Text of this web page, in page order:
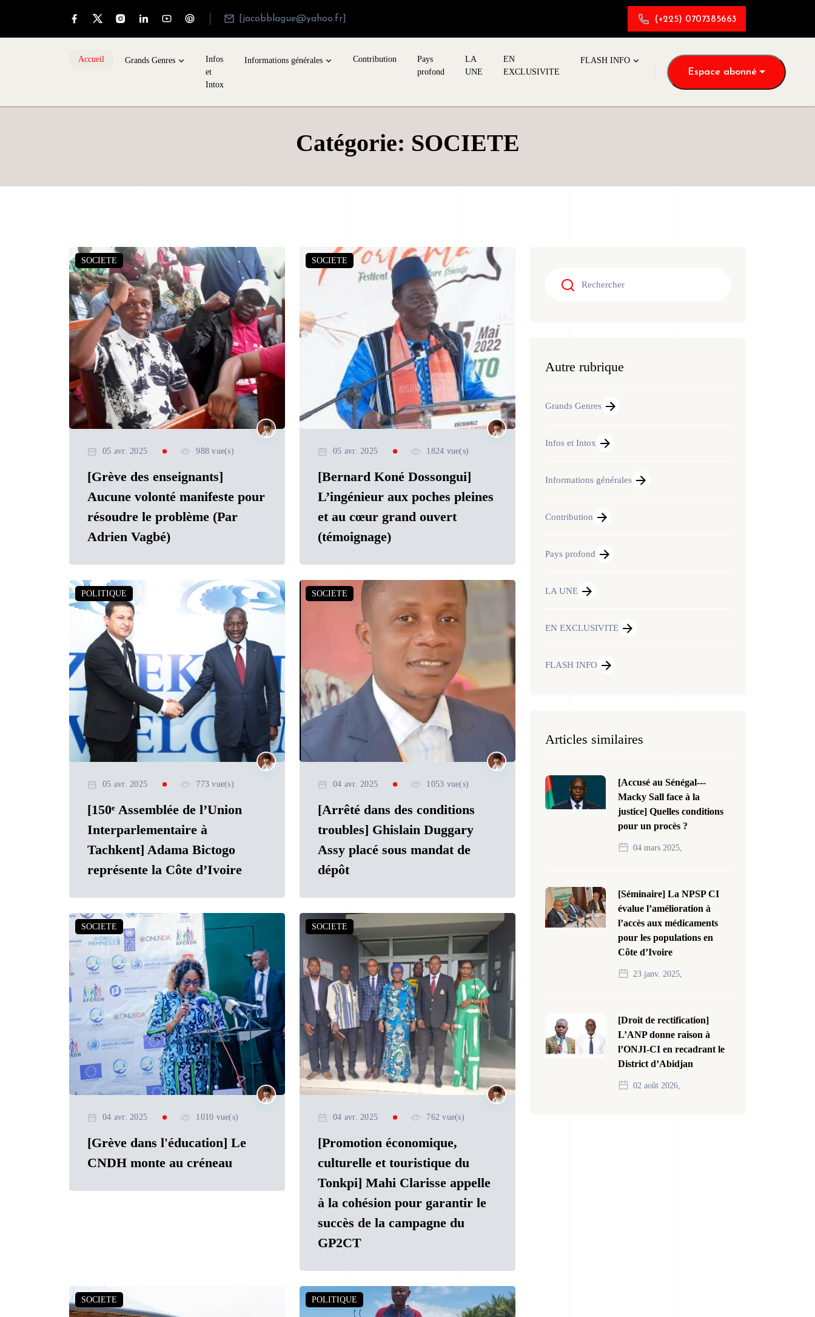
[jacobblague@yahoo.fr] (+225) 0707385663
Accueil Grands Genres
Infos
et
Intox
Informations générales Contribution
Pays
profond
LA
UNE
EN
EXCLUSIVITE
FLASH INFO
Espace abonné
Catégorie: SOCIETE
SOCIETE
05 avr. 2025 988 vue(s)
[Grève des enseignants]
Aucune volonté manifeste pour
résoudre le problème (Par
Adrien Vagbé)
SOCIETE
05 avr. 2025 1824 vue(s)
[Bernard Koné Dossongui]
L’ingénieur aux poches pleines
et au cœur grand ouvert
(témoignage)
POLITIQUE
05 avr. 2025 773 vue(s)
[150ᵉ Assemblée de l’Union
Interparlementaire à
Tachkent] Adama Bictogo
représente la Côte d’Ivoire
SOCIETE
04 avr. 2025 1053 vue(s)
[Arrêté dans des conditions
troubles] Ghislain Duggary
Assy placé sous mandat de
dépôt
SOCIETE
04 avr. 2025 1010 vue(s)
[Grève dans l'éducation] Le
CNDH monte au créneau
SOCIETE
04 avr. 2025 762 vue(s)
[Promotion économique,
culturelle et touristique du
Tonkpi] Mahi Clarisse appelle
à la cohésion pour garantir le
succès de la campagne du
GP2CT
SOCIETE POLITIQUE
Autre rubrique
Grands Genres
Infos et Intox
Informations générales
Contribution
Pays profond
LA UNE
EN EXCLUSIVITE
FLASH INFO
Articles similaires
[Accusé au Sénégal---
Macky Sall face à la
justice] Quelles conditions
pour un procès ?
04 mars 2025,
[Séminaire] La NPSP CI
évalue l’amélioration à
l’accès aux médicaments
pour les populations en
Côte d’Ivoire
23 janv. 2025,
[Droit de rectification]
L’ANP donne raison à
l’ONJI-CI en recadrant le
District d’Abidjan
02 août 2026,